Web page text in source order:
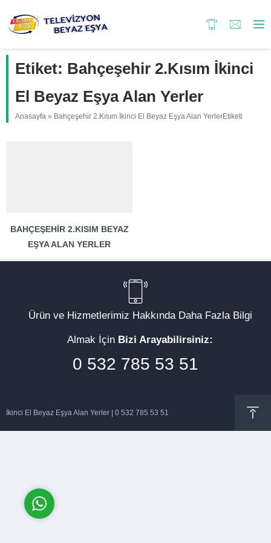
Etiket: Bahçeşehir 2.Kısım İkinci
El Beyaz Eşya Alan Yerler
Anasayfa » Bahçeşehir 2.Kısım İkinci El Beyaz Eşya Alan YerlerEtiketi
BAHÇEŞEHIR 2.KISIM BEYAZ
EŞYA ALAN YERLER
Ürün ve Hizmetlerimiz Hakkında Daha Fazla Bilgi
Almak İçin Bizi Arayabilirsiniz:
0 532 785 53 51
İkinci El Beyaz Eşya Alan Yerler | 0 532 785 53 51